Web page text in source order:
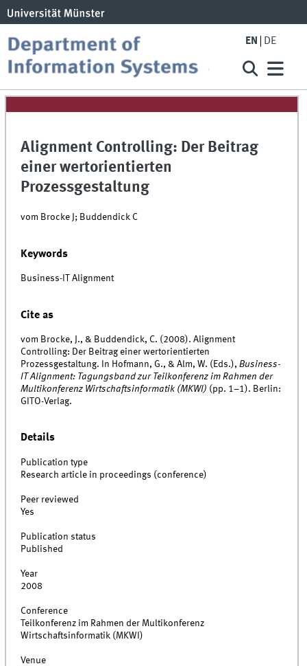
EN DE
Alignment Controlling: Der Beitrag
einer wertorientierten
Prozessgestaltung
vom Brocke J; Buddendick C
Keywords
Business-IT Alignment
Cite as
vom Brocke, J., & Buddendick, C. (2008). Alignment
Controlling: Der Beitrag einer wertorientierten
Prozessgestaltung. In Hofmann, G., & Alm, W. (Eds.),Business-
IT Alignment: Tagungsband zur Teilkonferenz im Rahmen der
Multikonferenz Wirtschaftsinformatik (MKWI) (pp. 1–1). Berlin:
GITO-Verlag.
Details
Publication type
Research article in proceedings (conference)
Peer reviewed
Yes
Publication status
Published
Year
2008
Conference
Teilkonferenz im Rahmen der Multikonferenz
Wirtschaftsinformatik (MKWI)
Venue